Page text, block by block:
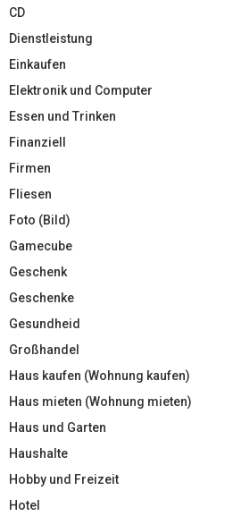
CD
Dienstleistung
Einkaufen
Elektronik und Computer
Essen und Trinken
Finanziell
Firmen
Fliesen
Foto (Bild)
Gamecube
Geschenk
Geschenke
Gesundheid
Großhandel
Haus kaufen (Wohnung kaufen)
Haus mieten (Wohnung mieten)
Haus und Garten
Haushalte
Hobby und Freizeit
Hotel